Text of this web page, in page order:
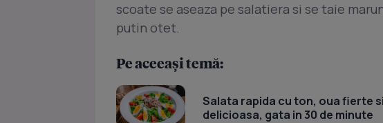
scoate se aseaza pe salatiera si se taie
putin otet.
Pe aceeași temă:
Salata rapida cu ton, oua fierte
delicioasa, gata in 30 de minute